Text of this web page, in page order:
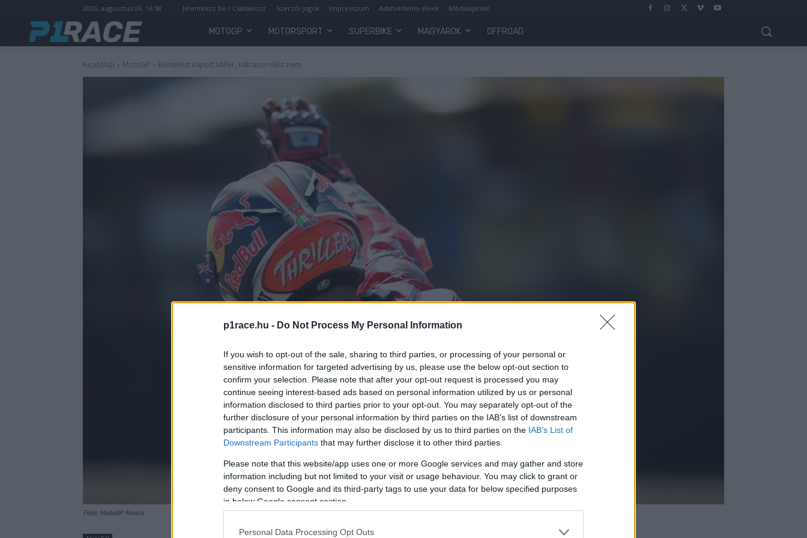
p1race.hu - Do Not Process My Personal Information
If you wish to opt-out of the sale, sharing to third parties, or processing of your personal or
sensitive information for targeted advertising by us, please use the below opt-out section to
confirm your selection. Please note that after your opt-out request is processed you may
continue seeing interest-based ads based on personal information utilized by us or personal
information disclosed to third parties prior to your opt-out. You may separately opt-out of the
further disclosure of your personal information by third parties on the IAB’s list of downstream
participants. This information may also be disclosed by us to third parties on the IAB’s List of
Downstream Participants that may further disclose it to other third parties.
Please note that this website/app uses one or more Google services and may gather and store
information including but not limited to your visit or usage behaviour. You may click to grant or
deny consent to Google and its third-party tags to use your data for below specified purposes
in below Google consent section.
Personal Data Processing Opt Outs
2026. augusztus 06. 16:58 Jelentkezz be / Csatlakozz Szerzői jogok Impresszum Adatvédelmi elvek Médiaajánlat
MOTOGP MOTORSPORT SUPERBIKE MAGYAROK OFFROAD
Kezdőlap MotoGP Büntetést kapott Miller, hátrasorolást nem
Fotó: MotoGP Media